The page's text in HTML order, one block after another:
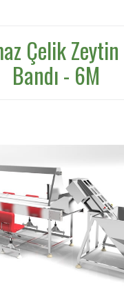
Çelik
Bandı - 6M